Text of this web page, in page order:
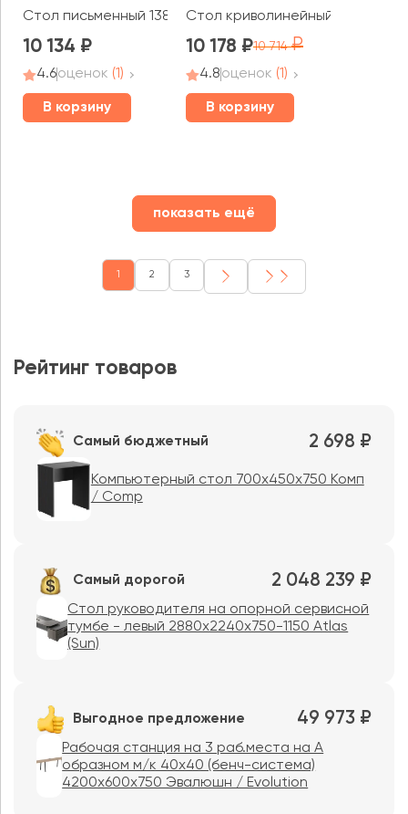
Стол письменный 1380x800x750 Стайл Проджект /
10 134
4.6оценок (1)
В корзину
Стол криволинейный левый
10 178 10 714
4.8оценок (1)
В корзину
показать ещё
1 2 3
Рейтинг товаров
Самый бюджетный 2 698 ₽
Компьютерный стол 700х450х750 Комп
/ Comp
Самый дорогой 2 048 239 ₽
Стол руководителя на опорной сервисной
тумбе - левый 2880x2240x750-1150 Atlas
(Sun)
Выгодное предложение 49 973 ₽
Рабочая станция на 3 раб.места на А
образном м/к 40х40 (бенч-система)
4200x600x750 Эвалюшн / Evolution